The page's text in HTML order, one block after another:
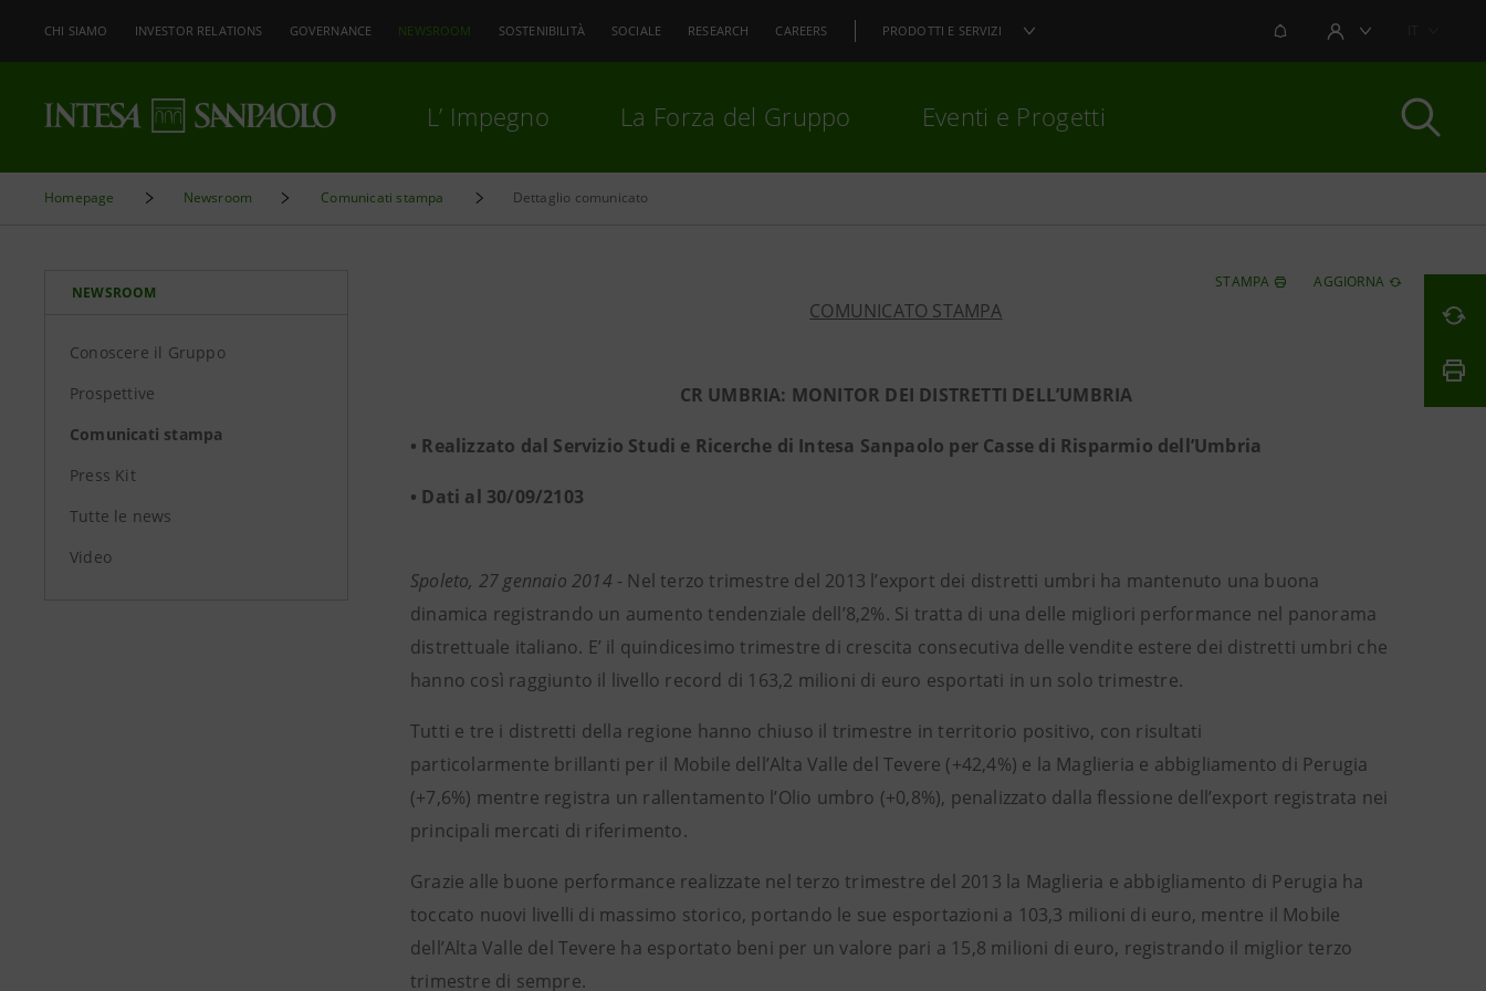
CHI SIAMO INVESTOR RELATIONS GOVERNANCE NEWSROOM SOSTENIBILITÀ SOCIALE RESEARCH CAREERS PRODOTTI E SERVIZI NOTIFICHEAREA UTENTE
L’ Impegno La Forza del Gruppo Eventi e Progetti
Homepage Newsroom Comunicati stampa Dettaglio comunicato
NEWSROOM
Conoscere il Gruppo
Prospettive
Comunicati stampa
Press Kit
Tutte le news
Video
STAMPA AGGIORNA
COMUNICATO STAMPA
CR UMBRIA: MONITOR DEI DISTRETTI DELL’UMBRIA
• Realizzato dal Servizio Studi e Ricerche di Intesa Sanpaolo per Casse di Risparmio dell’Umbria
• Dati al 30/09/2103
Spoleto, 27 gennaio 2014 - Nel terzo trimestre del 2013 l’export dei distretti umbri ha mantenuto una buona
dinamica registrando un aumento tendenziale dell’8,2%. Si tratta di una delle migliori performance nel panorama
distrettuale italiano. E’ il quindicesimo trimestre di crescita consecutiva delle vendite estere dei distretti umbri che
hanno così raggiunto il livello record di 163,2 milioni di euro esportati in un solo trimestre.
Tutti e tre i distretti della regione hanno chiuso il trimestre in territorio positivo, con risultati
particolarmente brillanti per il Mobile dell’Alta Valle del Tevere (+42,4%) e la Maglieria e abbigliamento di Perugia
(+7,6%) mentre registra un rallentamento l’Olio umbro (+0,8%), penalizzato dalla flessione dell’export registrata nei
principali mercati di riferimento.
Grazie alle buone performance realizzate nel terzo trimestre del 2013 la Maglieria e abbigliamento di Perugia ha
toccato nuovi livelli di massimo storico, portando le sue esportazioni a 103,3 milioni di euro, mentre il Mobile
dell’Alta Valle del Tevere ha esportato beni per un valore pari a 15,8 milioni di euro, registrando il miglior terzo
trimestre di sempre.